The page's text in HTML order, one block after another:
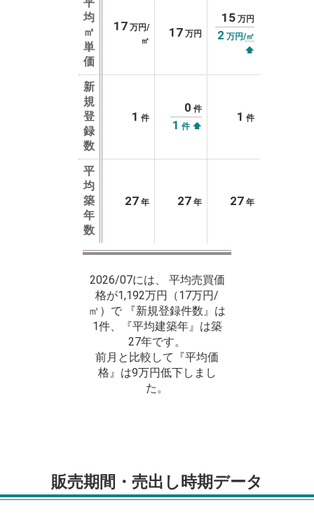
均
㎡
単
価
17 万円/
㎡
17 万円
15 万円
2 万円/㎡
⬆
新
規
登
録
数
1 件
0 件
1 件⬆
1 件
平
均
築
年
数
27 年 27 年 27 年
2026/07には、 平均売買価
格が1,192万円（17万円/
㎡）で 『新規登録件数』は
1件、『平均建築年』は築
27年です。
前月と比較して『平均価
格』は9万円低下しまし
た。
販売期間・売出し時期データ